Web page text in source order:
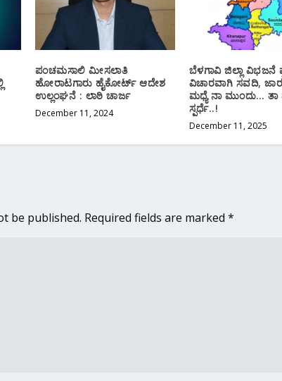
ಪಂಚಮಸಾಲಿ ‌ಮೀಸಲಾತಿ
ಹೋರಾಟಗಾರು ಹೈಕೋರ್ಟ್ ಆದೇಶ
ಉಲ್ಲಂಘನೆ : ಲಾಠಿ ಚಾರ್ಜ
December 11, 2024
ಬೆಳಗಾವಿ ಜಿಲ್ಲಾ ವಿಭಜನೆ
ವಿಚಾರವಾಗಿ ಸವದಿ,
ಮಧ್ಯೆ ನಾ ಮುಂದು… ತಾ
ಸ್ಪರ್ಧೆ..!
December 11, 2025
be published. Required fields are marked*